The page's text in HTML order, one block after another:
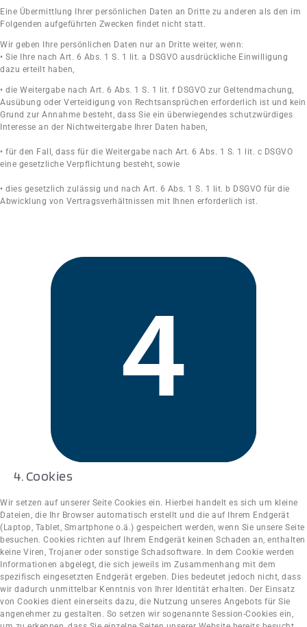
Eine Übermittlung Ihrer persönlichen Daten an Dritte zu anderen als den im
Folgenden aufgeführten Zwecken findet nicht statt.
Wir geben Ihre persönlichen Daten nur an Dritte weiter, wenn:
• Sie Ihre nach Art. 6 Abs. 1 S. 1 lit. a DSGVO ausdrückliche Einwilligung
dazu erteilt haben,
• die Weitergabe nach Art. 6 Abs. 1 S. 1 lit. f DSGVO zur Geltendmachung,
Ausübung oder Verteidigung von Rechtsansprüchen erforderlich ist und kein
Grund zur Annahme besteht, dass Sie ein überwiegendes schutzwürdiges
Interesse an der Nichtweitergabe Ihrer Daten haben,
• für den Fall, dass für die Weitergabe nach Art. 6 Abs. 1 S. 1 lit. c DSGVO
eine gesetzliche Verpflichtung besteht, sowie
• dies gesetzlich zulässig und nach Art. 6 Abs. 1 S. 1 lit. b DSGVO für die
Abwicklung von Vertragsverhältnissen mit Ihnen erforderlich ist.
4. Cookies
Wir setzen auf unserer Seite Cookies ein. Hierbei handelt es sich um kleine
Dateien, die Ihr Browser automatisch erstellt und die auf Ihrem Endgerät
(Laptop, Tablet, Smartphone o.ä.) gespeichert werden, wenn Sie unsere Seite
besuchen. Cookies richten auf Ihrem Endgerät keinen Schaden an, enthalten
keine Viren, Trojaner oder sonstige Schadsoftware. In dem Cookie werden
Informationen abgelegt, die sich jeweils im Zusammenhang mit dem
spezifisch eingesetzten Endgerät ergeben. Dies bedeutet jedoch nicht, dass
wir dadurch unmittelbar Kenntnis von Ihrer Identität erhalten. Der Einsatz
von Cookies dient einerseits dazu, die Nutzung unseres Angebots für Sie
angenehmer zu gestalten. So setzen wir sogenannte Session-Cookies ein,